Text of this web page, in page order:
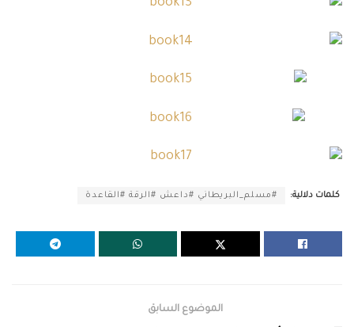
كلمات دلالية: #مسلم_البريطاني #داعش #الرقة #القاعدة
الموضوع السابق